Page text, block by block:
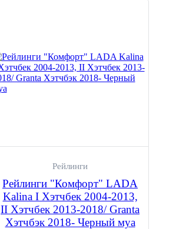
Рейлинги
Рейлинги "Комфорт" LADA
Kalina I Хэтчбек 2004-2013,
II Хэтчбек 2013-2018/ Granta
Хэтчбэк 2018- Черный муа